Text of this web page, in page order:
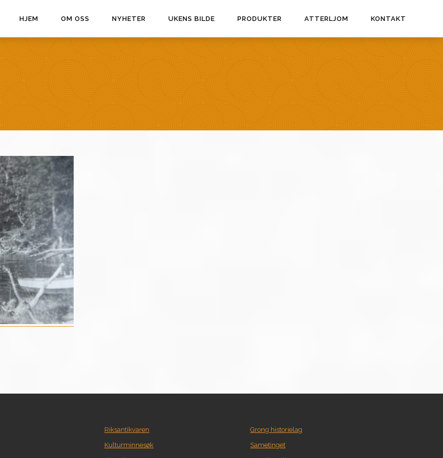
HJEM OM OSS NYHETER UKENS BILDE PRODUKTER ATTERLJOM KONTAKT
Riksantikvaren
Kulturminnesøk
Grong historielag
Sametinget